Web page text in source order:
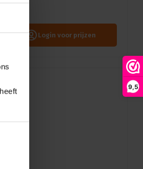
9,5
Login voor prijzen